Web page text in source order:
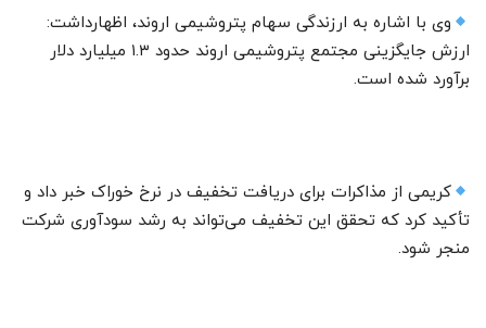
وی با اشاره به ارزندگی سهام پتروشیمی اروند، اظهارداشت:
ارزش جایگزینی مجتمع پتروشیمی اروند حدود ۱.۳ میلیارد دلار
برآورد شده است.
کریمی از مذاکرات برای دریافت تخفیف در نرخ خوراک خبر داد و
تأکید کرد که تحقق این تخفیف می‌تواند به رشد سودآوری شرکت
منجر شود.